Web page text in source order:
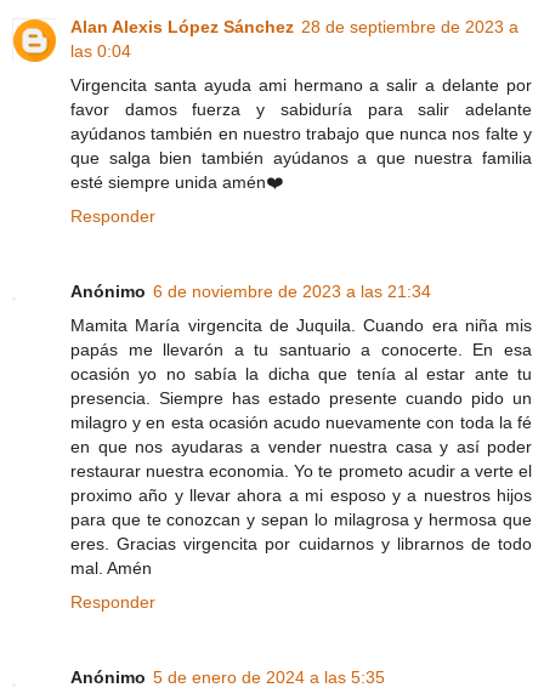
Alan Alexis López Sánchez 28 de septiembre de 2023 a
las 0:04
Virgencita santa ayuda ami hermano a salir a delante por
favor damos fuerza y sabiduría para salir adelante
ayúdanos también en nuestro trabajo que nunca nos falte y
que salga bien también ayúdanos a que nuestra familia
esté siempre unida amén❤️
Responder
Anónimo 6 de noviembre de 2023 a las 21:34
Mamita María virgencita de Juquila. Cuando era niña mis
papás me llevarón a tu santuario a conocerte. En esa
ocasión yo no sabía la dicha que tenía al estar ante tu
presencia. Siempre has estado presente cuando pido un
milagro y en esta ocasión acudo nuevamente con toda la fé
en que nos ayudaras a vender nuestra casa y así poder
restaurar nuestra economia. Yo te prometo acudir a verte el
proximo año y llevar ahora a mi esposo y a nuestros hijos
para que te conozcan y sepan lo milagrosa y hermosa que
eres. Gracias virgencita por cuidarnos y librarnos de todo
mal. Amén
Responder
Anónimo 5 de enero de 2024 a las 5:35